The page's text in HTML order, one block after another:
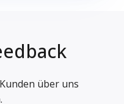
über uns